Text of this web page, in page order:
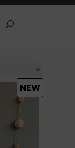
NEW